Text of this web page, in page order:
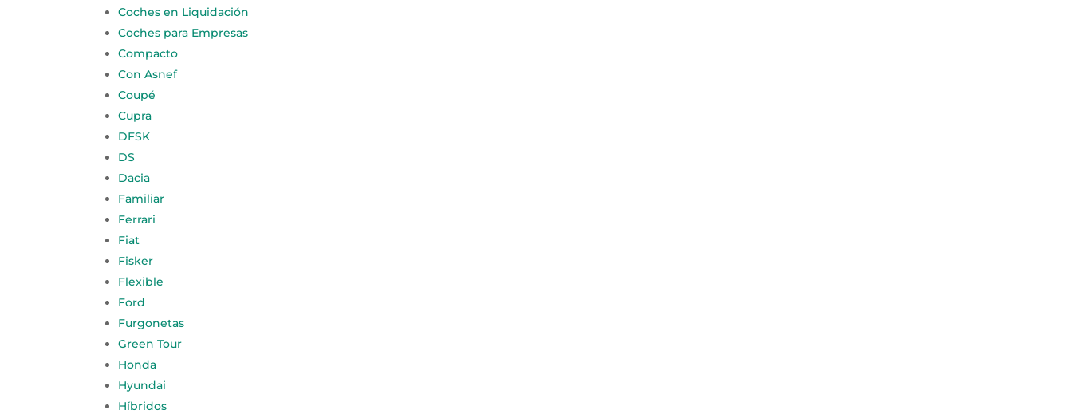
Coches en Liquidación
Coches para Empresas
Compacto
Con Asnef
Coupé
Cupra
DFSK
DS
Dacia
Familiar
Ferrari
Fiat
Fisker
Flexible
Ford
Furgonetas
Green Tour
Honda
Hyundai
Híbridos